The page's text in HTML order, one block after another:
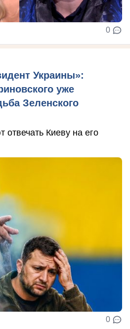
0
Украины»:
уже
Зеленского
отвечать Киеву на его
0